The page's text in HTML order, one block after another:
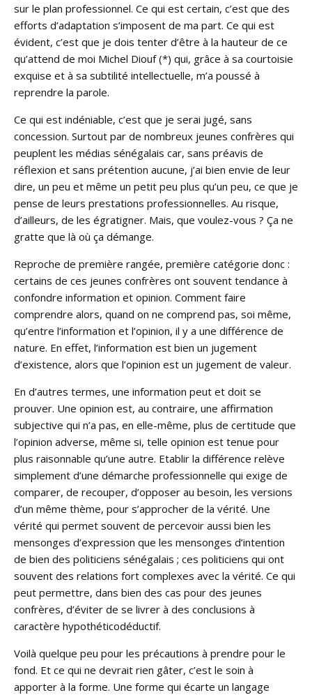
sur le plan professionnel. Ce qui est certain, c’est que des
efforts d’adaptation s’imposent de ma part. Ce qui est
évident, c’est que je dois tenter d’être à la hauteur de ce
qu’attend de moi Michel Diouf (*) qui, grâce à sa courtoisie
exquise et à sa subtilité intellectuelle, m’a poussé à
reprendre la parole.
Ce qui est indéniable, c’est que je serai jugé, sans
concession. Surtout par de nombreux jeunes confrères qui
peuplent les médias sénégalais car, sans préavis de
réflexion et sans prétention aucune, j’ai bien envie de leur
dire, un peu et même un petit peu plus qu’un peu, ce que je
pense de leurs prestations professionnelles. Au risque,
d’ailleurs, de les égratigner. Mais, que voulez-vous ? Ça ne
gratte que là où ça démange.
Reproche de première rangée, première catégorie donc :
certains de ces jeunes confrères ont souvent tendance à
confondre information et opinion. Comment faire
comprendre alors, quand on ne comprend pas, soi même,
qu’entre l’information et l’opinion, il y a une différence de
nature. En effet, l’information est bien un jugement
d’existence, alors que l’opinion est un jugement de valeur.
En d’autres termes, une information peut et doit se
prouver. Une opinion est, au contraire, une affirmation
subjective qui n’a pas, en elle-même, plus de certitude que
l’opinion adverse, même si, telle opinion est tenue pour
plus raisonnable qu’une autre. Etablir la différence relève
simplement d’une démarche professionnelle qui exige de
comparer, de recouper, d’opposer au besoin, les versions
d’un même thème, pour s’approcher de la vérité. Une
vérité qui permet souvent de percevoir aussi bien les
mensonges d’expression que les mensonges d’intention
de bien des politiciens sénégalais ; ces politiciens qui ont
souvent des relations fort complexes avec la vérité. Ce qui
peut permettre, dans bien des cas pour des jeunes
confrères, d’éviter de se livrer à des conclusions à
caractère hypothéticodéductif.
Voilà quelque peu pour les précautions à prendre pour le
fond. Et ce qui ne devrait rien gâter, c’est le soin à
apporter à la forme. Une forme qui écarte un langage